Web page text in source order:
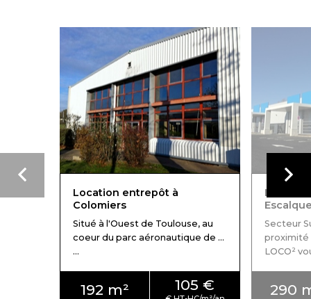
Location entrepôt à
Colomiers
Situé à l'Ouest de Toulouse, au
coeur du parc aéronautique de ...
...
192 m² 105 €
Secteur
proximité
LOCO²
290